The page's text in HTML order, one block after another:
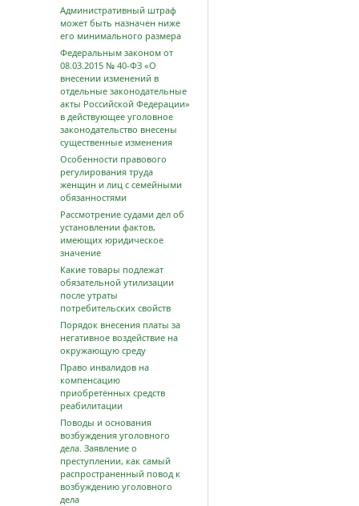
Административный штраф
может быть назначен ниже
его минимального размера
Федеральным законом от
08.03.2015 № 40-ФЗ «О
внесении изменений в
отдельные законодательные
акты Российской Федерации»
в действующее уголовное
законодательство внесены
существенные изменения
Особенности правового
регулирования труда
женщин и лиц с семейными
обязанностями
Рассмотрение судами дел об
установлении фактов,
имеющих юридическое
значение
Какие товары подлежат
обязательной утилизации
после утраты
потребительских свойств
Порядок внесения платы за
негативное воздействие на
окружающую среду
Право инвалидов на
компенсацию
приобретённых средств
реабилитации
Поводы и основания
возбуждения уголовного
дела. Заявление о
преступлении, как самый
распространенный повод к
возбуждению уголовного
дела